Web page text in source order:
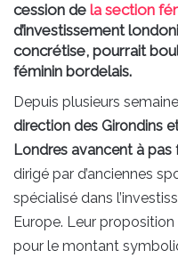
cession de la section
d’investissement
concrétise, pourrait
féminin bordelais.
Depuis plusieurs
direction des Girondins
Londres avancent à pas
dirigé par d’anciennes
spécialisé dans
Europe. Leur
pour le montant